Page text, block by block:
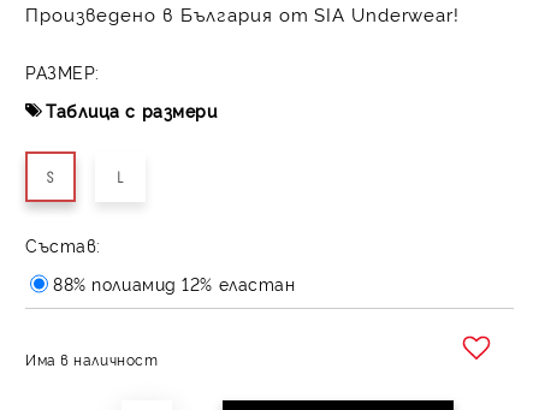
Произведено в България от SIA Underwear!
РАЗМЕР:
Таблица с размери
S L
Състав:
88% полиамид 12% еластан
Има в наличност